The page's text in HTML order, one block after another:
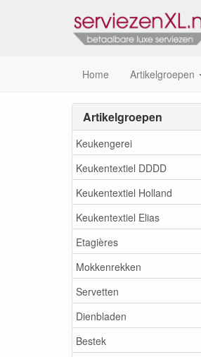
Home Artikelgroepen
Artikelgroepen
Keukengerei
Keukentextiel DDDD
Keukentextiel Holland
Keukentextiel Elias
Etagières
Mokkenrekken
Servetten
Dienbladen
Bestek